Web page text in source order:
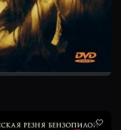
🤍